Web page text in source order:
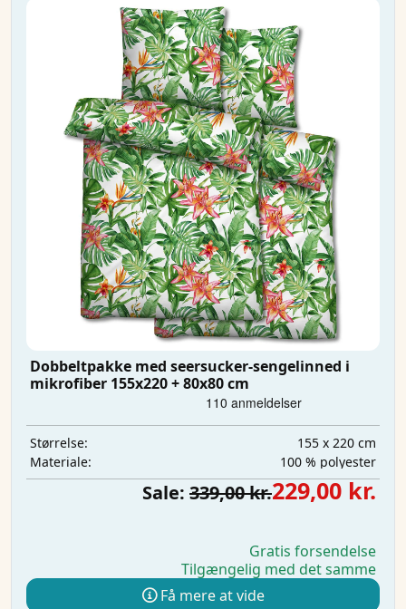
Dobbeltpakke med seersucker-sengelinned i
mikrofiber 155x220 + 80x80 cm
Størrelse:
155 x 220 cm
Materiale:
100 % polyester
Sale: 339,00 kr.229,00 kr.
Gratis forsendelse
Tilgængelig med det samme
Få mere at vide